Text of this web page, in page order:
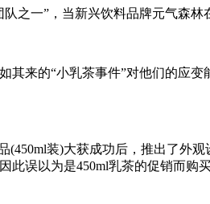
一”，当新兴饮料品牌元气森林
的“小乳茶事件”对他们的应变
装)大获成功后，推出了外
误以为是450ml乳茶的促销而